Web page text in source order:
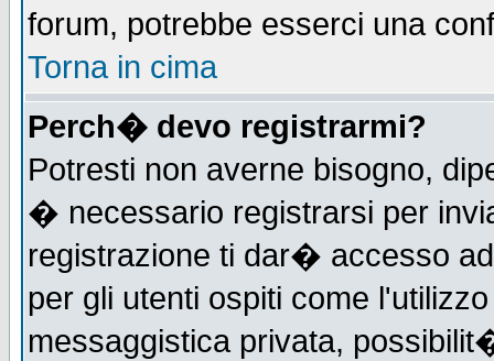
forum, potrebbe esserci una
Torna in cima
Perch� devo registrarmi?
Potresti non averne bisogno,
� necessario registrarsi per
registrazione ti dar� accesso
per gli utenti ospiti come
messaggistica privata,